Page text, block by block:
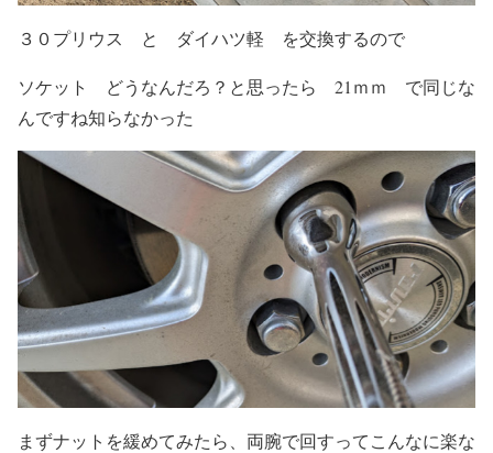
３０プリウス と ダイハツ軽 を交換するので
ソケット どうなんだろ？と思ったら 21ｍｍ で同じな
んですね知らなかった
まずナットを緩めてみたら、両腕で回すってこんなに楽な